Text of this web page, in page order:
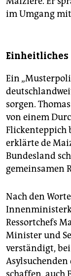
im Umgang
Einheitliches
Ein
sorgen.
von einem
Flickenteppich
erklärte de
Bundesland
gemeinsamen
Nach den
Ressortchefs
Minister und
verständigt,